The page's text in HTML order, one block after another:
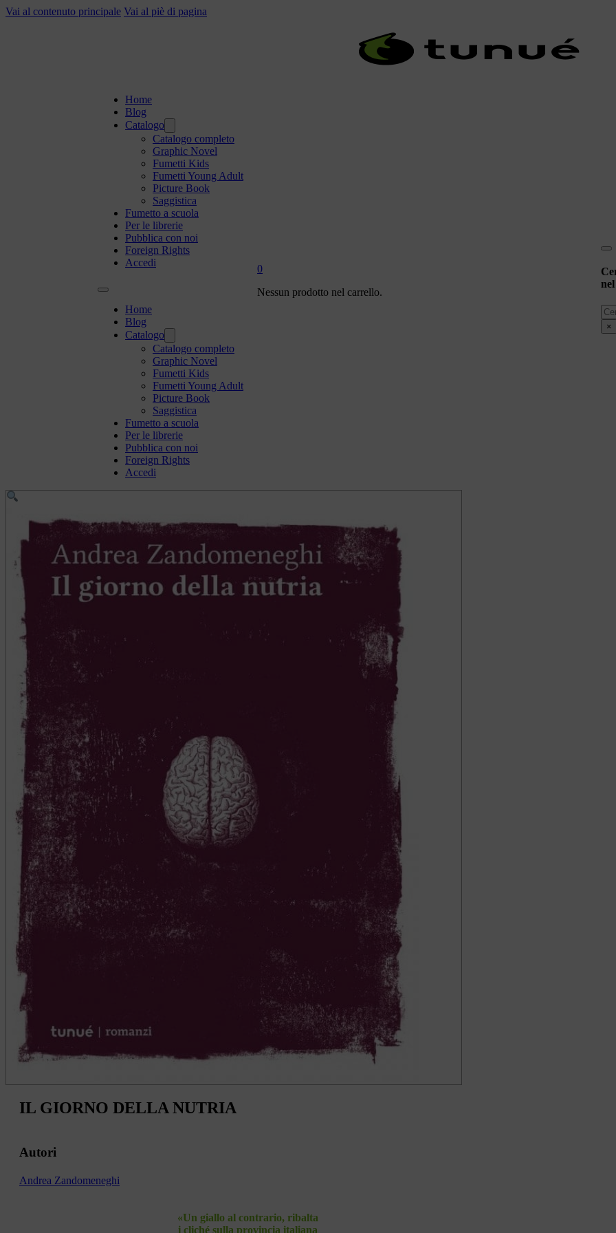
Vai al contenuto principale Vai al piè di pagina
Home
Blog
Catalogo
Catalogo completo
Graphic Novel
Fumetti Kids
Fumetti Young Adult
Picture Book
Saggistica
Fumetto a scuola
Per le librerie
Pubblica con noi
Foreign Rights
Accedi
Home
Blog
Catalogo
Catalogo completo
Graphic Novel
Fumetti Kids
Fumetti Young Adult
Picture Book
Saggistica
Fumetto a scuola
Per le librerie
Pubblica con noi
Foreign Rights
Accedi
0
Nessun prodotto nel carrello.
×
IL GIORNO DELLA NUTRIA
Autori
Andrea Zandomeneghi
«Un giallo al contrario, ribalta
i cliché sulla provincia italiana